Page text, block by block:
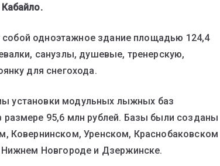
одноэтажное здание площадью 124,4
санузлы, душевые, тренерскую,
для снегохода.
установки модульных лыжных баз
95,6 млн рублей. Базы были созданы
Ковернинском, Уренском, Краснобаковском
Новгороде и Дзержинске.